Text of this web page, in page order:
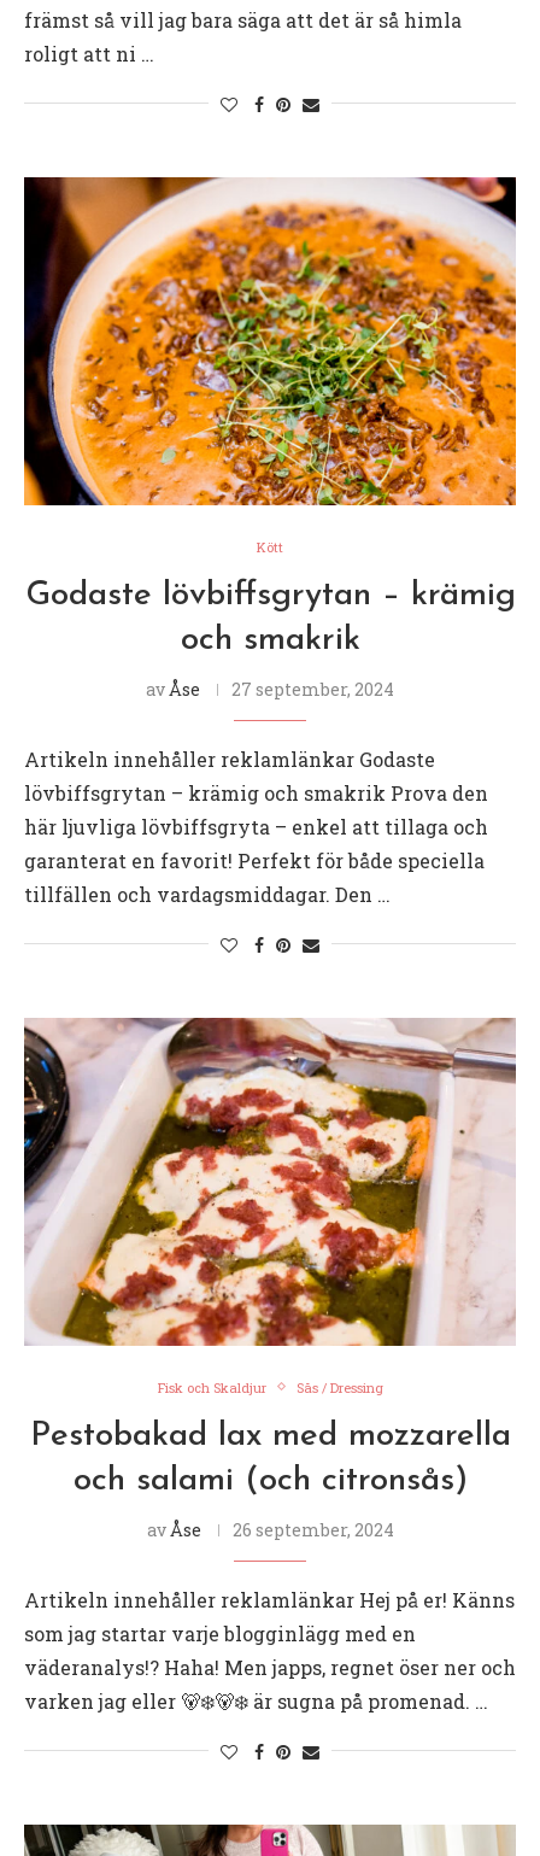
främst så vill jag bara säga att det är så himla
roligt att ni …
Kött
Godaste lövbiffsgrytan – krämig
och smakrik
av Åse 27 september, 2024
Artikeln innehåller reklamlänkar Godaste
lövbiffsgrytan – krämig och smakrik Prova den
här ljuvliga lövbiffsgryta – enkel att tillaga och
garanterat en favorit! Perfekt för både speciella
tillfällen och vardagsmiddagar. Den …
Fisk och Skaldjur Sås / Dressing
Pestobakad lax med mozzarella
och salami (och citronsås)
av Åse 26 september, 2024
Artikeln innehåller reklamlänkar Hej på er! Känns
som jag startar varje blogginlägg med en
väderanalys!? Haha! Men japps, regnet öser ner och
varken jag eller 🐻‍❄️🐻‍❄️ är sugna på promenad. …